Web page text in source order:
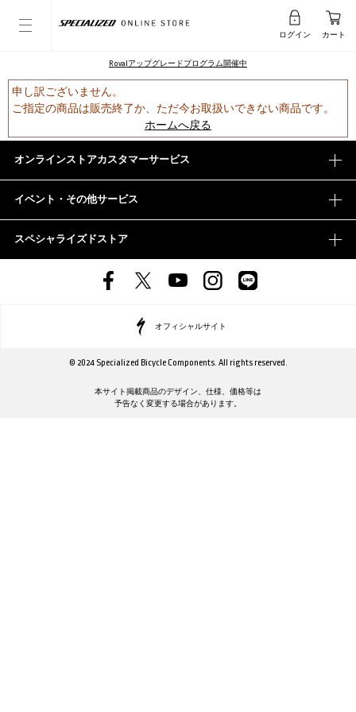
ログイン カート
Rovalアップグレードプログラム開催中
申し訳ございません。
ご指定の商品は販売終了か、ただ今お取扱いできない商品です。
ホームへ戻る
オンラインストアカスタマーサービス
イベント・その他サービス
スペシャライズドストア
オフィシャルサイト
© 2024 Specialized Bicycle Components. All rights reserved.
本サイト掲載商品のデザイン、仕様、価格等は
予告なく変更する場合があります。